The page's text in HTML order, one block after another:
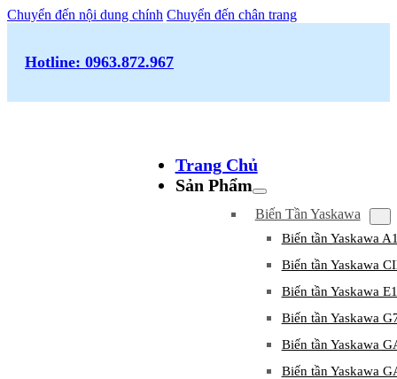
Chuyển đến nội dung chính Chuyển đến chân trang
Hotline: 0963.872.967
Trang Chủ
Sản Phẩm
Biến Tần Yaskawa
Biến tần Yaskawa
Biến tần Yaskawa
Biến tần Yaskawa
Biến tần Yaskawa
Biến tần Yaskawa
Biến tần Yaskawa